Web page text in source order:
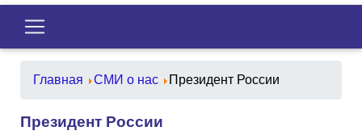
Главная СМИ о нас Президент России
Президент России